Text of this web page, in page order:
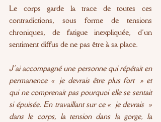
Le corps garde la trace de toutes ces
contradictions, sous forme de tensions
chroniques, de fatigue inexpliquée, d’un
sentiment diffus de ne pas être à sa place.
J’ai accompagné une personne qui répétait en
permanence « je devrais être plus fort » et
qui ne comprenait pas pourquoi elle se sentait
si épuisée. En travaillant sur ce « je devrais »
dans le corps, la tension dans la gorge, la